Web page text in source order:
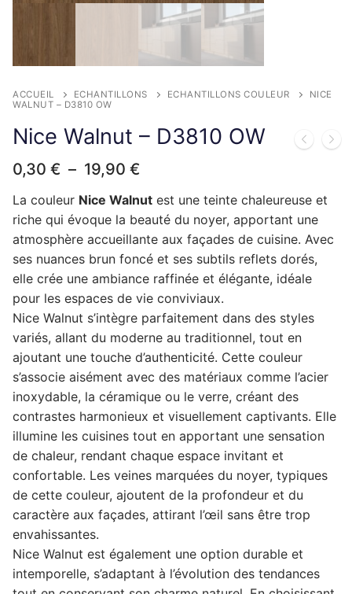
Complément rénovation de cuisine
Façade de porte lave-vaisselle
Façade de porte relevante
Plinthes et panneaux de finition
Façade de porte lave-vaisselle
Plinthes et panneaux de finition
Façade de porte lave-vaisselle
Façade de tiroir
Complément rénovation de cuisine
Pour caissons Aviva
Façade de porte
Façade de tiroir
Complément rénovation de cuisine
Pour caissons Brico Depot
Façade de porte
Façade de tiroir
Complément rénovation de cuisine
Pour caissons But
Façade de porte
Façade de tiroir
Complément rénovation de cuisine
Pour caissons Castorama
Façade de porte
Façade de tiroir
Complément rénovation de cuisine
Pour caissons Conforama
Façade de porte
Façade de tiroir
Complément rénovation de cuisine
Pour caissons Cuisinella
Façade de porte
Façade de tiroir
Complément rénovation de cuisine
Pour caissons Cuisines References
Façade de porte
Façade de tiroir
Complément rénovation de cuisine
Pour caissons Cuisine Plus
Façade de porte
Façade de tiroir
Complément rénovation de cuisine
Pour caissons Darty
Façade de porte
Façade de tiroir
Complément rénovation de cuisine
Pour caissons Envia
Façade de porte
Façade de tiroir
Complément rénovation de cuisine
Pour caissons Ixina
Façade de porte
Façade de tiroir
Complément rénovation de cuisine
Pour caissons Lapeyre
Façade de porte
Façade de tiroir
Complément rénovation de cuisine
Pour caissons Mobalpa
Façade de porte
Façade de tiroir
Complément rénovation de cuisine
Pour caissons Schmidt
Façade de porte
Façade de tiroir
Complément rénovation de cuisine
Pour caissons SoCoo’c
Façade de porte
Façade de tiroir
ACCUEIL ECHANTILLONS ECHANTILLONS COULEUR
NICE
WALNUT – D3810 OW
Nice Walnut – D3810 OW
0,30 € – 19,90 €
prix :
0,30 €
à
19,90 €
La couleur Nice Walnut est une teinte chaleureuse et
riche qui évoque la beauté du noyer, apportant une
atmosphère accueillante aux façades de cuisine. Avec
ses nuances brun foncé et ses subtils reflets dorés,
elle crée une ambiance raffinée et élégante, idéale
pour les espaces de vie conviviaux.
Nice Walnut s’intègre parfaitement dans des styles
variés, allant du moderne au traditionnel, tout en
ajoutant une touche d’authenticité. Cette couleur
s’associe aisément avec des matériaux comme l’acier
inoxydable, la céramique ou le verre, créant des
contrastes harmonieux et visuellement captivants. Elle
illumine les cuisines tout en apportant une sensation
de chaleur, rendant chaque espace invitant et
confortable. Les veines marquées du noyer, typiques
de cette couleur, ajoutent de la profondeur et du
caractère aux façades, attirant l’œil sans être trop
envahissantes.
Nice Walnut est également une option durable et
intemporelle, s’adaptant à l’évolution des tendances